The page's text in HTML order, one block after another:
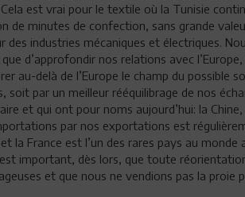
est vrai pour le textile où la Tunisie
de minutes de confection, sans grande
des industries mécaniques et électriques.
d’approfondir nos relations avec
au-delà de l’Europe le champ du possible
soit par un meilleur rééquilibrage de nos
et qui ont pour noms aujourd’hui: la Chine,
par nos exportations est
la France est l’un des rares pays au monde
important, dès lors, que toute
et que nous ne vendions pas la proie